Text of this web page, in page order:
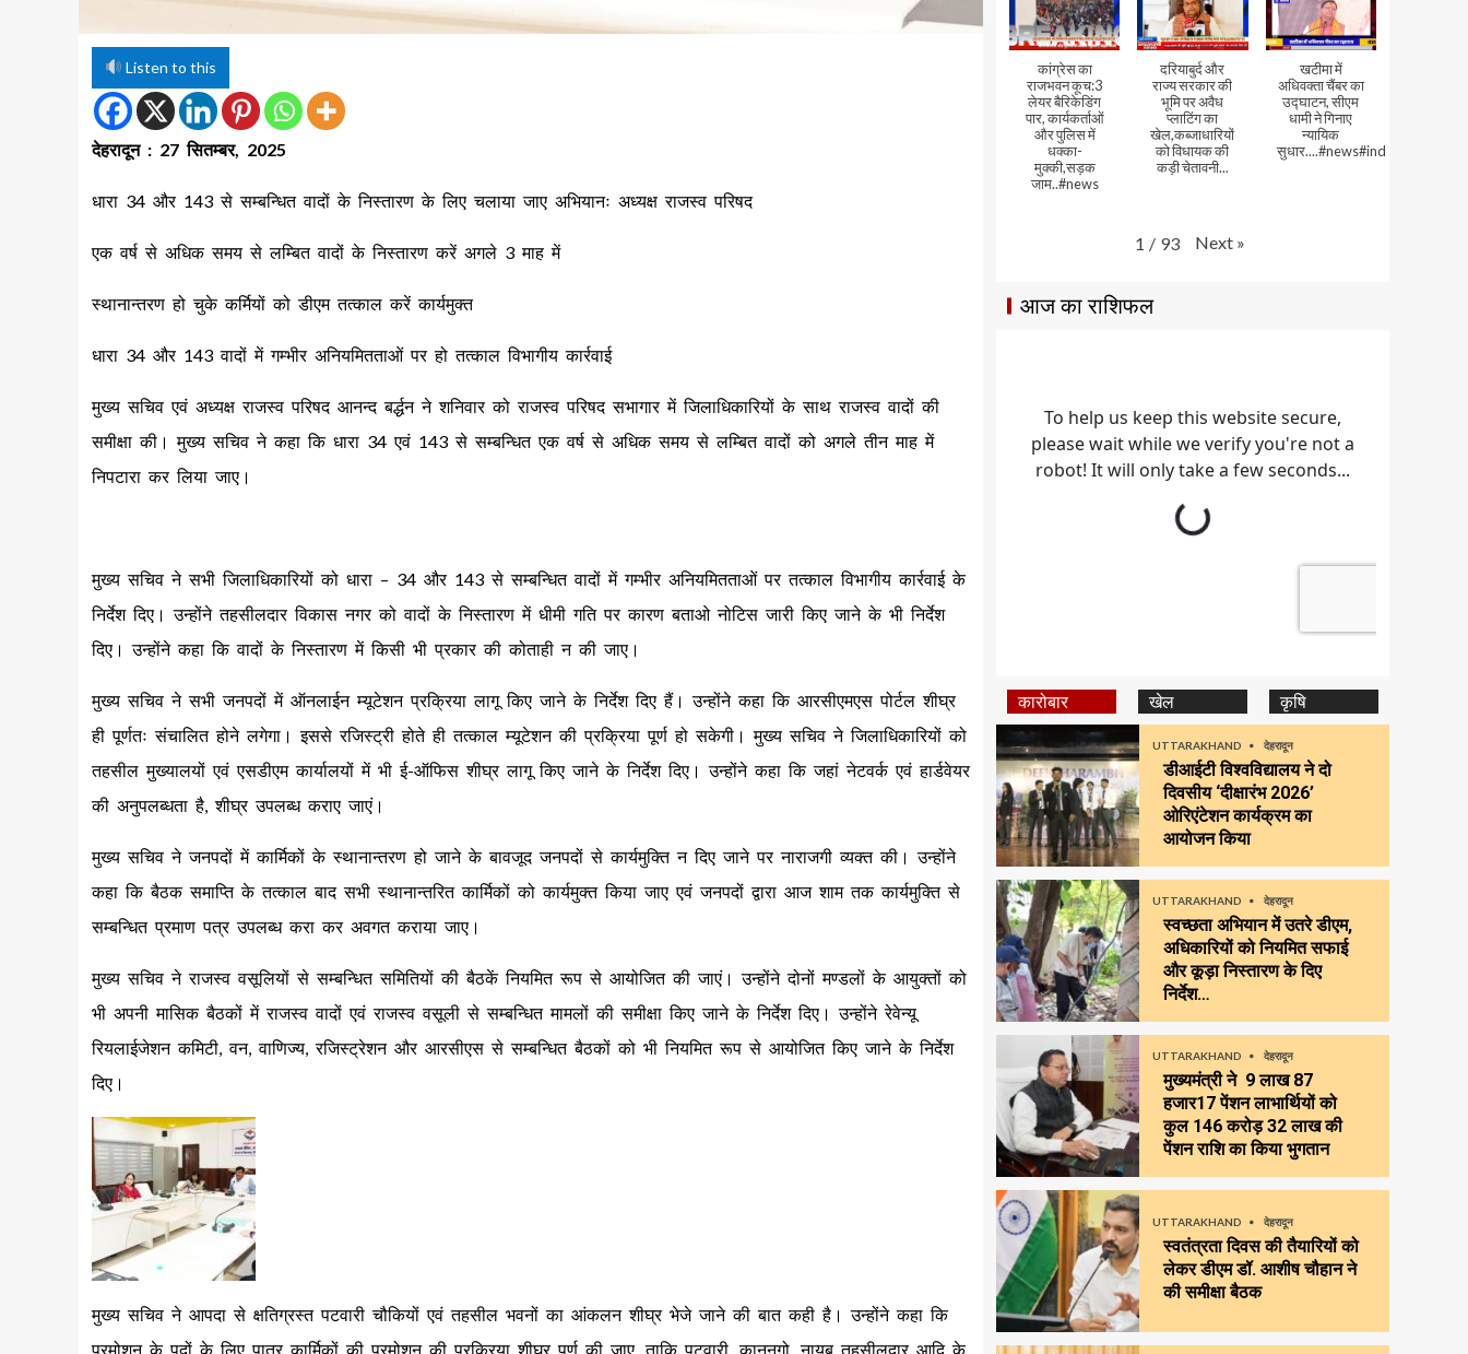
Listen to this
देहरादून : 27 सितम्बर, 2025
धारा 34 और 143 से सम्बन्धित वादों के निस्तारण के लिए चलाया जाए अभियानः अध्यक्ष राजस्व परिषद
एक वर्ष से अधिक समय से लम्बित वादों के निस्तारण करें अगले 3 माह में
स्थानान्तरण हो चुके कर्मियों को डीएम तत्काल करें कार्यमुक्त
धारा 34 और 143 वादों में गम्भीर अनियमितताओं पर हो तत्काल विभागीय कार्रवाई
मुख्य सचिव एवं अध्यक्ष राजस्व परिषद आनन्द बर्द्धन ने शनिवार को राजस्व परिषद सभागार में जिलाधिकारियों के साथ राजस्व वादों की
समीक्षा की। मुख्य सचिव ने कहा कि धारा 34 एवं 143 से सम्बन्धित एक वर्ष से अधिक समय से लम्बित वादों को अगले तीन माह में
निपटारा कर लिया जाए।
मुख्य सचिव ने सभी जिलाधिकारियों को धारा – 34 और 143 से सम्बन्धित वादों में गम्भीर अनियमितताओं पर तत्काल विभागीय कार्रवाई के
निर्देश दिए। उन्होंने तहसीलदार विकास नगर को वादों के निस्तारण में धीमी गति पर कारण बताओ नोटिस जारी किए जाने के भी निर्देश
दिए। उन्होंने कहा कि वादों के निस्तारण में किसी भी प्रकार की कोताही न की जाए।
मुख्य सचिव ने सभी जनपदों में ऑनलाईन म्यूटेशन प्रक्रिया लागू किए जाने के निर्देश दिए हैं। उन्होंने कहा कि आरसीएमएस पोर्टल शीघ्र
ही पूर्णतः संचालित होने लगेगा। इससे रजिस्ट्री होते ही तत्काल म्यूटेशन की प्रक्रिया पूर्ण हो सकेगी। मुख्य सचिव ने जिलाधिकारियों को
तहसील मुख्यालयों एवं एसडीएम कार्यालयों में भी ई-ऑफिस शीघ्र लागू किए जाने के निर्देश दिए। उन्होंने कहा कि जहां नेटवर्क एवं हार्डवेयर
की अनुपलब्धता है, शीघ्र उपलब्ध कराए जाएं।
मुख्य सचिव ने जनपदों में कार्मिकों के स्थानान्तरण हो जाने के बावजूद जनपदों से कार्यमुक्ति न दिए जाने पर नाराजगी व्यक्त की। उन्होंने
कहा कि बैठक समाप्ति के तत्काल बाद सभी स्थानान्तरित कार्मिकों को कार्यमुक्त किया जाए एवं जनपदों द्वारा आज शाम तक कार्यमुक्ति से
सम्बन्धित प्रमाण पत्र उपलब्ध करा कर अवगत कराया जाए।
मुख्य सचिव ने राजस्व वसूलियों से सम्बन्धित समितियों की बैठकें नियमित रूप से आयोजित की जाएं। उन्होंने दोनों मण्डलों के आयुक्तों को
भी अपनी मासिक बैठकों में राजस्व वादों एवं राजस्व वसूली से सम्बन्धित मामलों की समीक्षा किए जाने के निर्देश दिए। उन्होंने रेवेन्यू
रियलाईजेशन कमिटी, वन, वाणिज्य, रजिस्ट्रेशन और आरसीएस से सम्बन्धित बैठकों को भी नियमित रूप से आयोजित किए जाने के निर्देश
दिए।
मुख्य सचिव ने आपदा से क्षतिग्रस्त पटवारी चौकियों एवं तहसील भवनों का आंकलन शीघ्र भेजे जाने की बात कही है। उन्होंने कहा कि
प्रमोशन के पदों के लिए पात्र कार्मिकों की प्रमोशन की प्रक्रिया शीघ्र पूर्ण की जाए, ताकि पटवारी, कानूनगो, नायब तहसीलदार आदि के
कांग्रेस का
राजभवन कूच:3
लेयर बैरिकेडिंग
पार, कार्यकर्ताओं
और पुलिस में
धक्का-
मुक्की,सड़क
जाम..#news
दरियाबुर्द और
राज्य सरकार की
भूमि पर अवैध
प्लाटिंग का
खेल,कब्जाधारियों
को विधायक की
कड़ी चेतावनी...
खटीमा में
अधिवक्ता चैंबर का
उद्घाटन, सीएम
धामी ने गिनाए
न्यायिक
सुधार....#news#india#video
1 / 93 Next »
आज का राशिफल
कारोबार खेल कृषि
UTTARAKHAND देहरादून
डीआईटी विश्वविद्यालय ने दो
दिवसीय ‘दीक्षारंभ 2026’
ओरिएंटेशन कार्यक्रम का
आयोजन किया
UTTARAKHAND देहरादून
स्वच्छता अभियान में उतरे डीएम,
अधिकारियों को नियमित सफाई
और कूड़ा निस्तारण के दिए
निर्देश…
UTTARAKHAND देहरादून
मुख्यमंत्री ने 9 लाख 87
हजार17 पेंशन लाभार्थियों को
कुल ₹146 करोड़ 32 लाख की
पेंशन राशि का किया भुगतान
UTTARAKHAND देहरादून
स्वतंत्रता दिवस की तैयारियों को
लेकर डीएम डॉ. आशीष चौहान ने
की समीक्षा बैठक